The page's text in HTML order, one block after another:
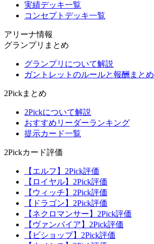
実績デッキ一覧
コンセプトデッキ一覧
アリーナ情報
グランプリまとめ
グランプリについて解説
ガントレットのルールと報酬まとめ
2Pickまとめ
2Pickについて解説
おすすめリーダーランキング
提示カード一覧
2Pickカード評価
【エルフ】2Pick評価
【ロイヤル】2Pick評価
【ウィッチ】2Pick評価
【ドラゴン】2Pick評価
【ネクロマンサー】2Pick評価
【ヴァンパイア】2Pick評価
【ビショップ】2Pick評価